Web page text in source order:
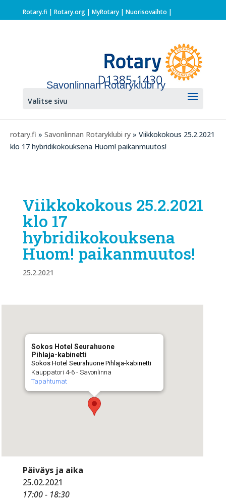
Rotary.fi | Rotary.org| MyRotary | Nuorisovaihto |
Savonlinnan Rotaryklubi ry
Valitse sivu
rotary.fi » Savonlinnan Rotaryklubi ry » Viikkokokous 25.2.2021
klo 17 hybridikokouksena Huom! paikanmuutos!
Viikkokokous 25.2.2021
klo 17
hybridikokouksena
Huom! paikanmuutos!
25.2.2021
Sokos Hotel Seurahuone
Pihlaja-kabinetti
Sokos Hotel Seurahuone Pihlaja-kabinetti
Kauppatori 4-6 - Savonlinna
Tapahtumat
Päiväys ja aika
25.02.2021
17:00 - 18:30